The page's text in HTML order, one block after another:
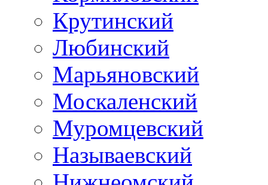
Крутинский
Любинский
Марьяновский
Москаленский
Муромцевский
Называевский